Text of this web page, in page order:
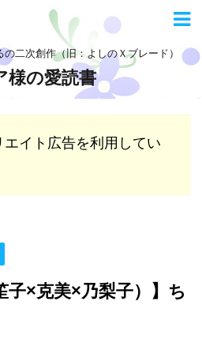
二次創作（旧：よしのＸブレード）
様の愛読書
イト広告を利用してい
子×克美×乃梨子）】ち